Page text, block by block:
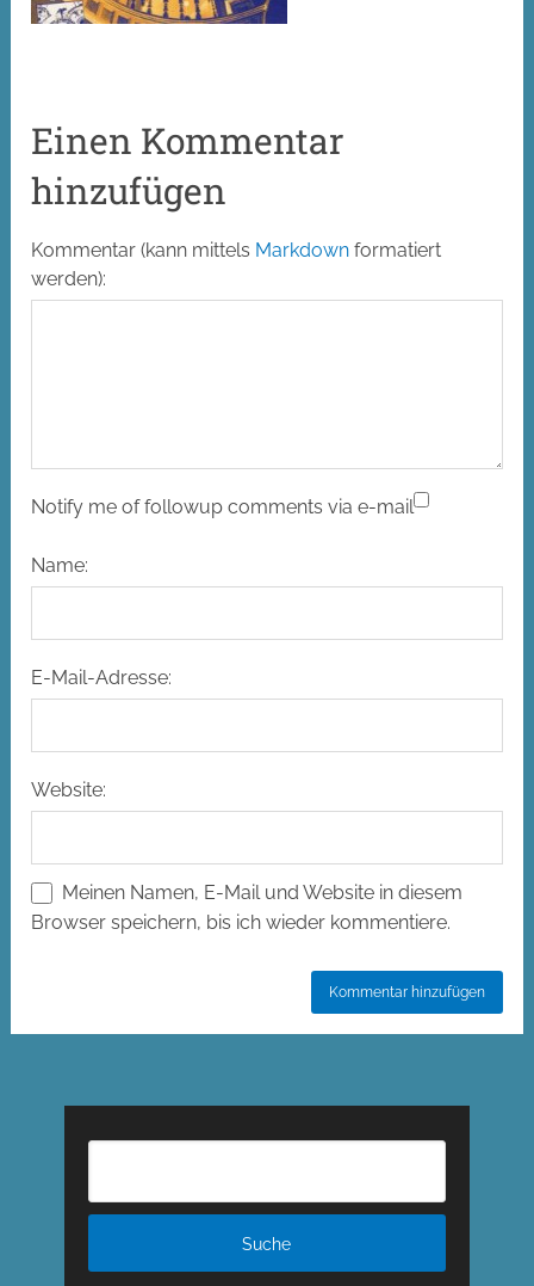
Einen Kommentar
hinzufügen
Kommentar (kann mittels Markdown formatiert
werden):
Notify me of followup comments via e-mail
Name:
E-Mail-Adresse:
Website:
Meinen Namen, E-Mail und Website in diesem
Browser speichern, bis ich wieder kommentiere.